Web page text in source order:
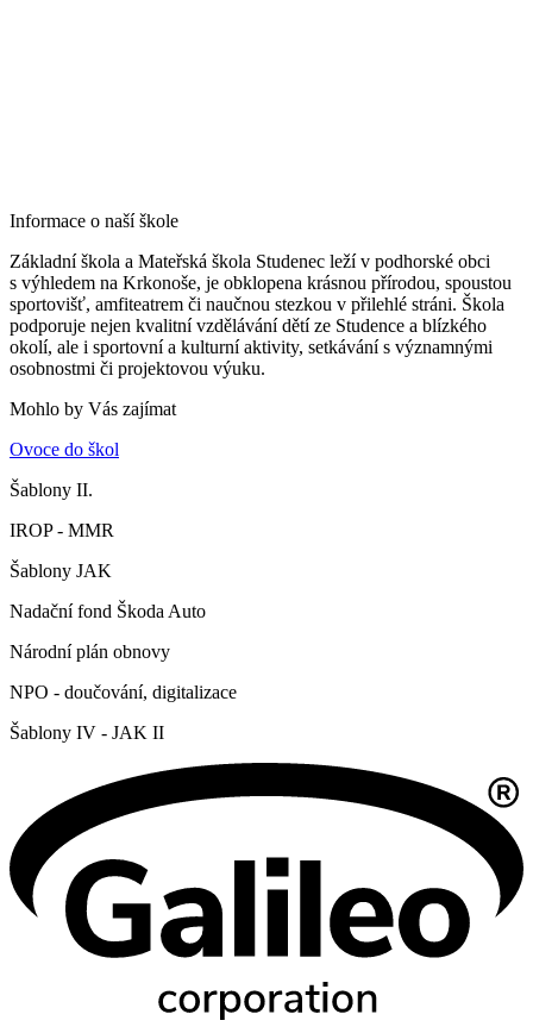
Informace o naší škole
Základní škola a Mateřská škola Studenec leží v podhorské obci
s výhledem na Krkonoše, je obklopena krásnou přírodou, spoustou
sportovišť, amfiteatrem či naučnou stezkou v přilehlé stráni. Škola
podporuje nejen kvalitní vzdělávání dětí ze Studence a blízkého
okolí, ale i sportovní a kulturní aktivity, setkávání s významnými
osobnostmi či projektovou výuku.
Mohlo by Vás zajímat
Ovoce do škol
Šablony II.
IROP - MMR
Šablony JAK
Nadační fond Škoda Auto
Národní plán obnovy
NPO - doučování, digitalizace
Šablony IV - JAK II